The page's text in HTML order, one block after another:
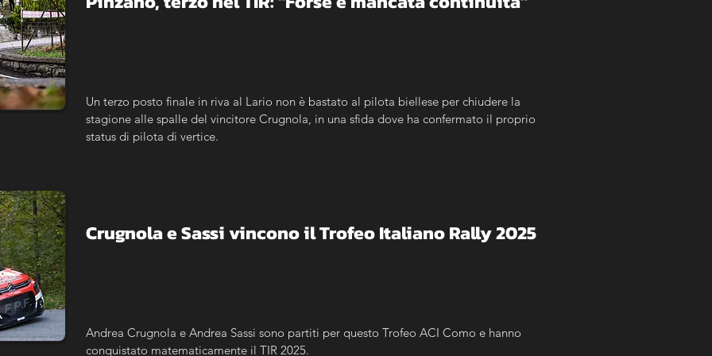
Un terzo posto finale in riva al Lario non è bastato al pilota biellese per chiudere la
stagione alle spalle del vincitore Crugnola, in una sfida dove ha confermato il proprio
status di pilota di vertice.
Crugnola e Sassi vincono il Trofeo Italiano Rally 2025
Andrea Crugnola e Andrea Sassi sono partiti per questo Trofeo ACI Como e hanno
conquistato matematicamente il TIR 2025.